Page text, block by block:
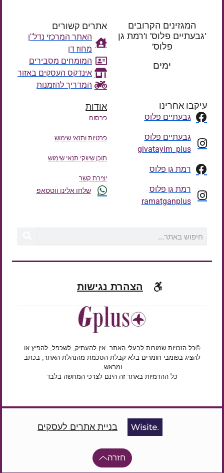
המגזינים הקרובים
'גבעתיים פלוס' ו'רמת גן
פלוס'
ימים
אתרים קשורים
האתר המרכזי נדל"ן
מחוז דן
המומחים מסבירים
אינדקס העסקים באזור
המדריך להזמנות
עיקבו אחרינו
גבעתיים פלוס
גבעתיים פלוס
givatayim_plus
רמת גן פלוס
רמת גן פלוס
ramatganplus
אודות
פרסום
פרטיות ותנאי שימוש
תוכן שיווקי תנאי שימוש
יצירת קשר
שלחו אלינו ווטסאפ
הצהרת נגישות
©כל הזכויות שמורות לבעלי האתר. אין להעתיק, לשכפל, להפיץ או
להציג בפומבי חומרים בלא קבלת הסכמת מהנהלת האתר, בכתב
ומראש.
כל ההדמיות באתר זה הינם לצרכי המחשה בלבד
בניית אתרים לעסקים
חזרה